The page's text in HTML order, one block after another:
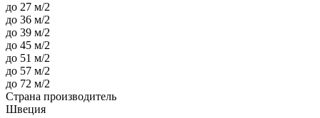
до 27 м/2
до 36 м/2
до 39 м/2
до 45 м/2
до 51 м/2
до 57 м/2
до 72 м/2
Страна производитель
Швеция